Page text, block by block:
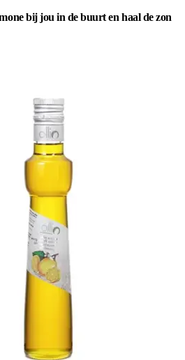
bij jou in de buurt en haal de zon